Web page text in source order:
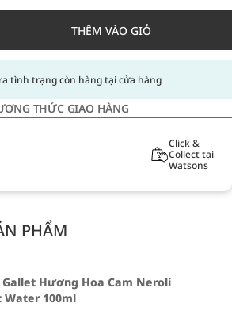
THÊM VÀO GIỎ
tình trạng còn hàng tại cửa hàng
THỨC GIAO HÀNG
Click &
Collect tại
Watsons
PHẨM
Hương Hoa Cam Neroli
100ml